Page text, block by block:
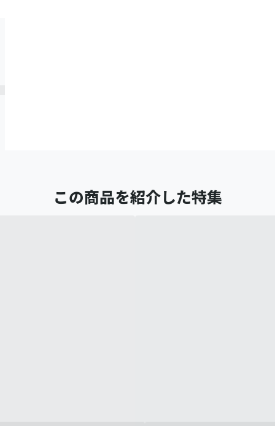
この商品を紹介した特集